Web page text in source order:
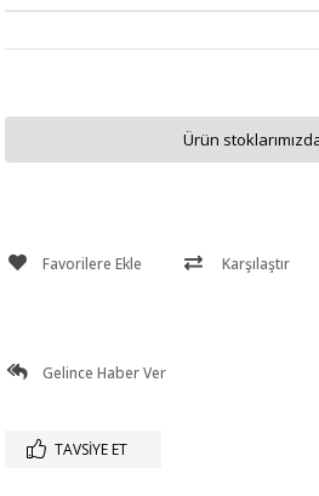
Ürün
Favorilere Ekle Karşılaştır
Gelince Haber Ver
TAVSIYE ET